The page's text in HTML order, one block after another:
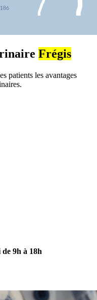
Frégis
patients les avantages
9h à 18h